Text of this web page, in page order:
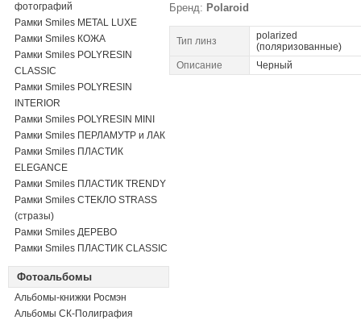
фотографий
Рамки Smiles METAL LUXE
Рамки Smiles КОЖА
Рамки Smiles POLYRESIN
CLASSIC
Рамки Smiles POLYRESIN
INTERIOR
Рамки Smiles POLYRESIN MINI
Рамки Smiles ПЕРЛАМУТР и ЛАК
Рамки Smiles ПЛАСТИК
ELEGANCE
Рамки Smiles ПЛАСТИК TRENDY
Рамки Smiles СТЕКЛО STRASS
(стразы)
Рамки Smiles ДЕРЕВО
Рамки Smiles ПЛАСТИК CLASSIC
Фотоальбомы
Альбомы-книжки Росмэн
Альбомы СК-Полиграфия
Бренд: Polaroid
Тип линз
polarized
(поляризованные)
Описание
Черный